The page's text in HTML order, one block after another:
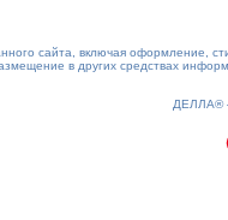
сайта, включая оформление,
в других средствах